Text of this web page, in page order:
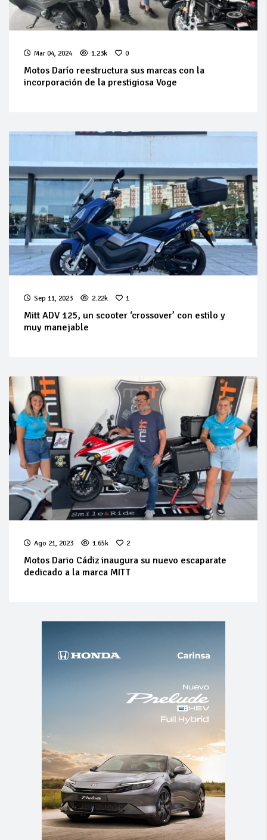
Mar 04, 2024 1.23k 0
Motos Darío reestructura sus marcas con la
incorporación de la prestigiosa Voge
Sep 11, 2023 2.22k 1
Mitt ADV 125, un scooter ‘crossover’ con estilo y
muy manejable
Ago 21, 2023 1.65k 2
Motos Dario Cádiz inaugura su nuevo escaparate
dedicado a la marca MITT